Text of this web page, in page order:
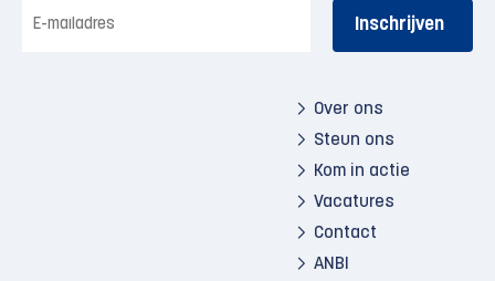
mailadres
Over ons
Steun ons
Kom in actie
Vacatures
Contact
ANBI